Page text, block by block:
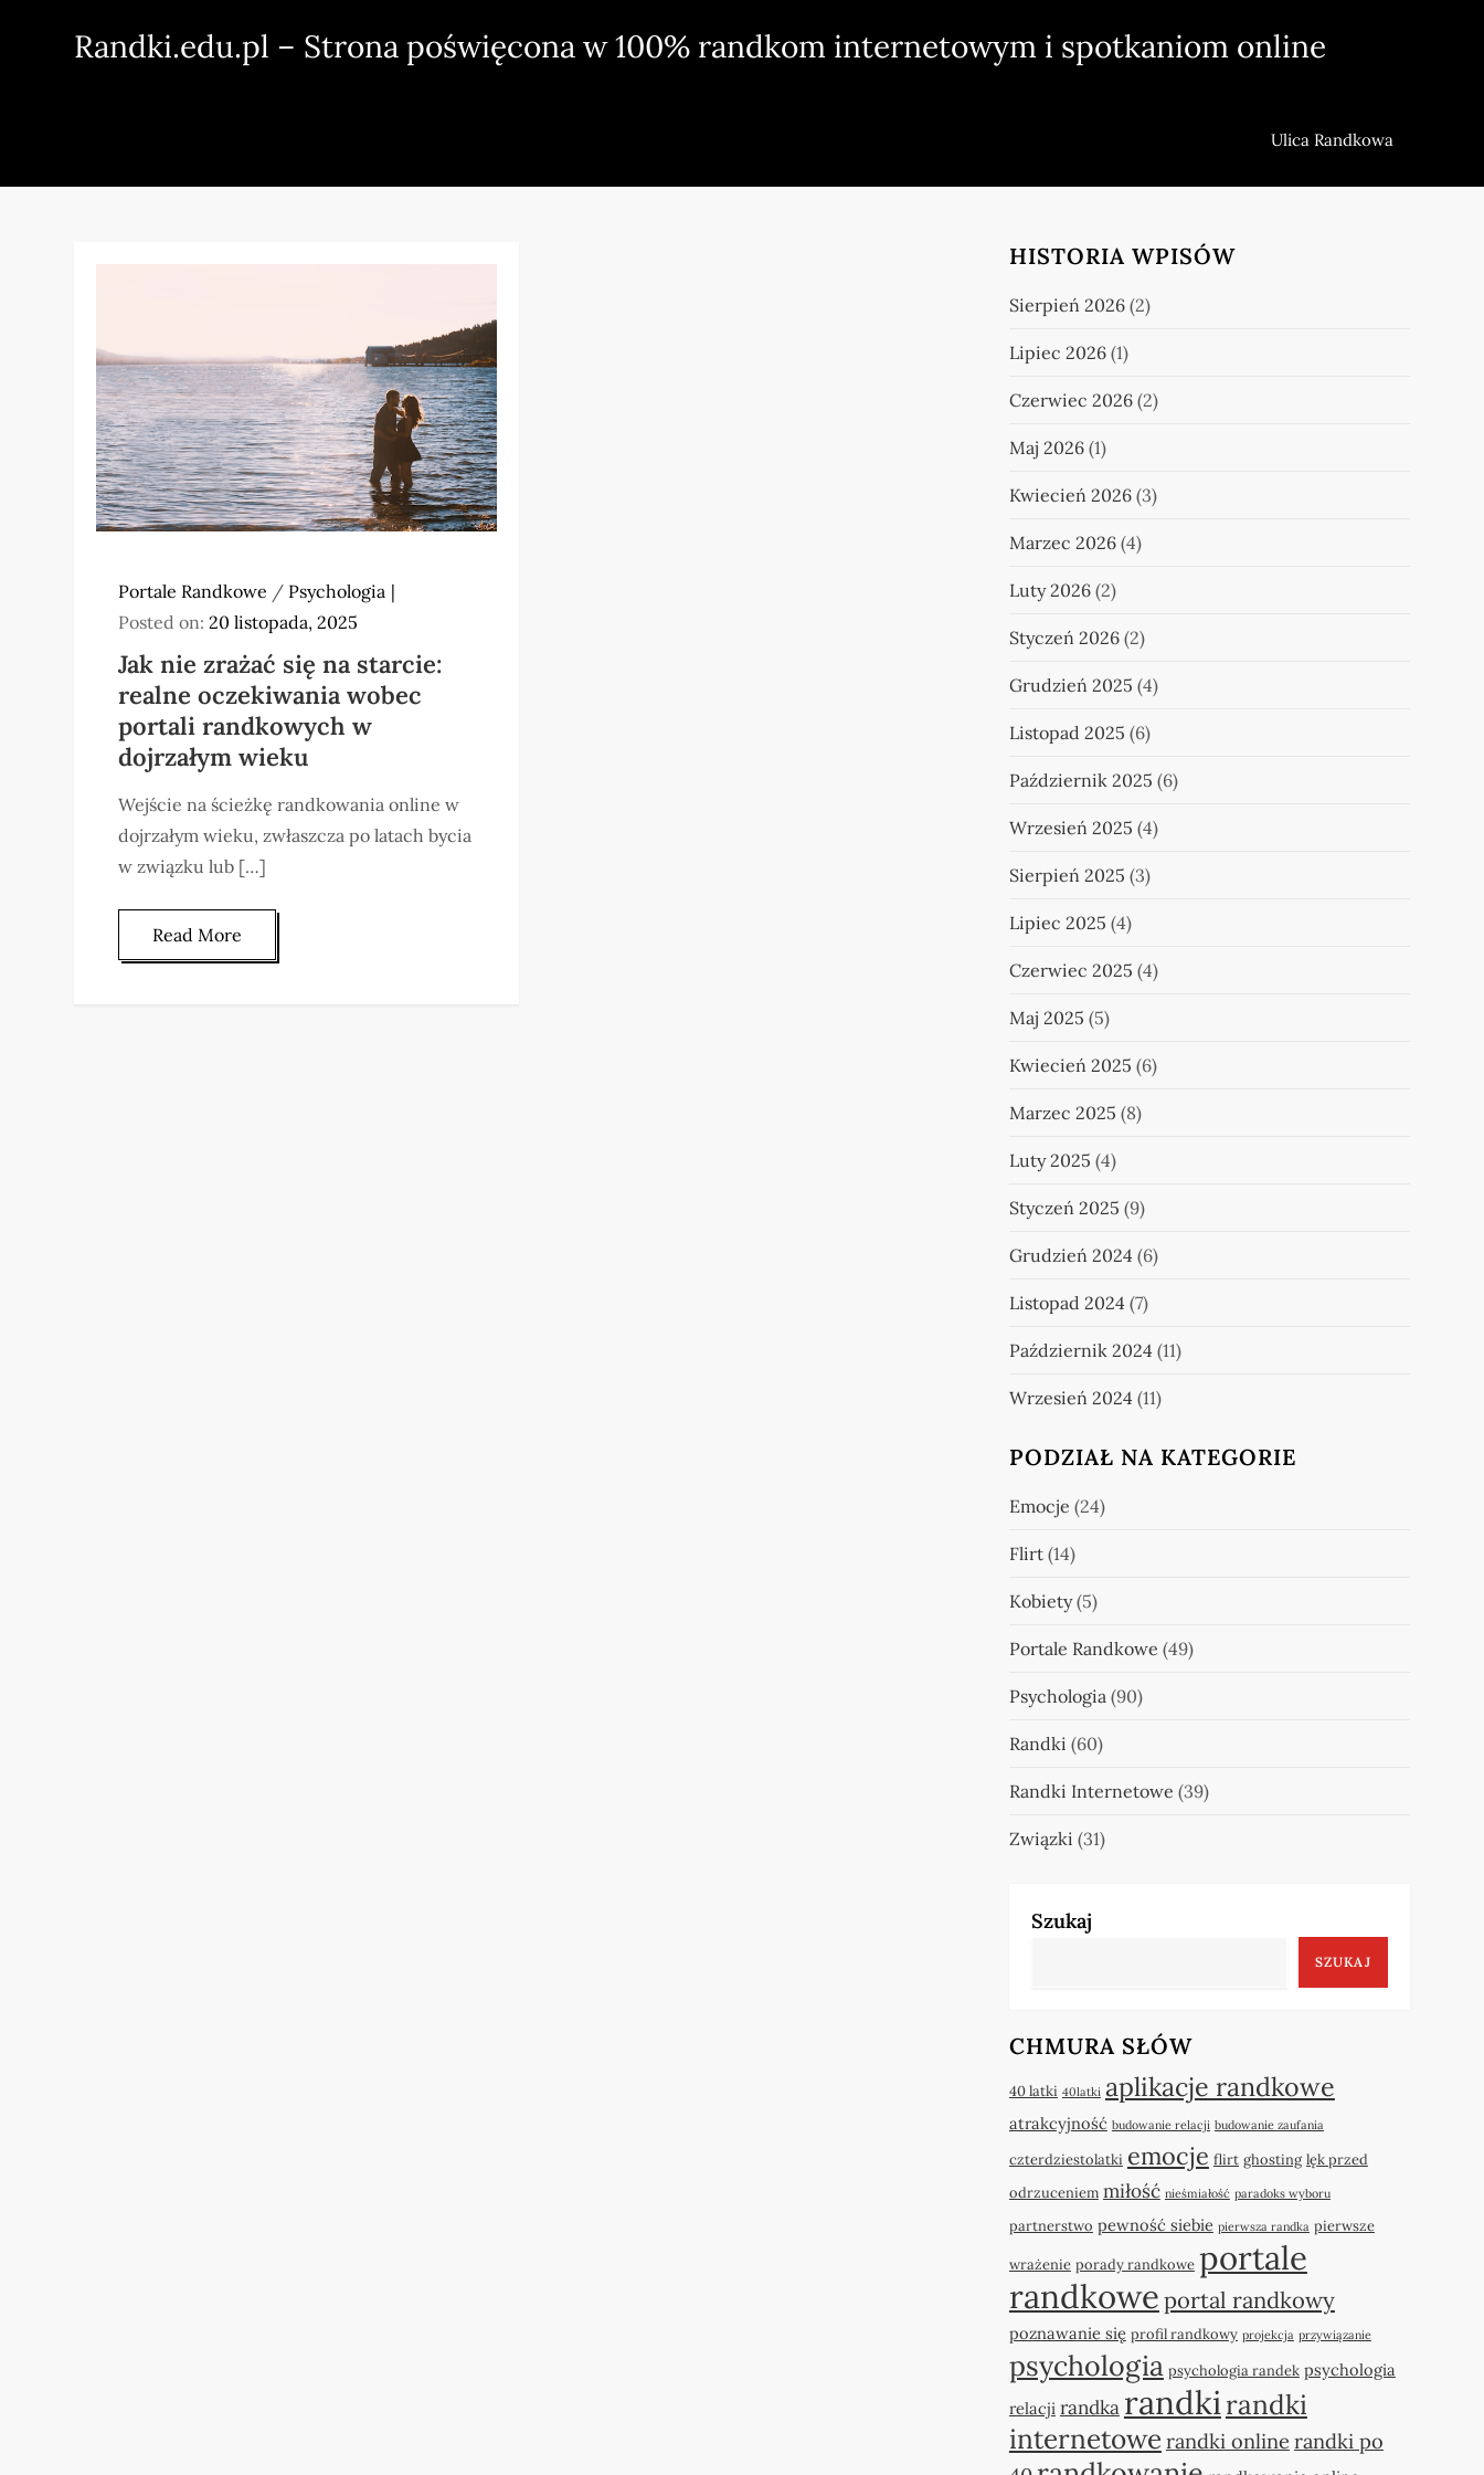
Randki.edu.pl – Strona poświęcona w 100% randkom internetowym i spotkaniom online
Ulica Randkowa
Portale Randkowe / Psychologia
Posted on:20 listopada, 2025
Jak nie zrażać się na starcie:
realne oczekiwania wobec
portali randkowych w
dojrzałym wieku
Wejście na ścieżkę randkowania online w
dojrzałym wieku, zwłaszcza po latach bycia
w związku lub […]
Read More
HISTORIA WPISÓW
Sierpień 2026(2)
Lipiec 2026(1)
Czerwiec 2026(2)
Maj 2026(1)
Kwiecień 2026(3)
Marzec 2026(4)
Luty 2026(2)
Styczeń 2026(2)
Grudzień 2025 (4)
Listopad 2025 (6)
Październik 2025 (6)
Wrzesień 2025 (4)
Sierpień 2025 (3)
Lipiec 2025 (4)
Czerwiec 2025 (4)
Maj 2025 (5)
Kwiecień 2025 (6)
Marzec 2025 (8)
Luty 2025 (4)
Styczeń 2025 (9)
Grudzień 2024(6)
Listopad 2024(7)
Październik 2024(11)
Wrzesień 2024(11)
PODZIAŁ NA KATEGORIE
Emocje (24)
Flirt(14)
Kobiety(5)
Portale Randkowe (49)
Psychologia(90)
Randki (60)
Randki Internetowe (39)
Związki (31)
Szukaj
SZUKAJ
CHMURA SŁÓW
40 latki 40latki aplikacje randkowe
atrakcyjność budowanie relacji budowanie zaufania
czterdziestolatki emocje flirt ghosting lęk przed
odrzuceniem miłość nieśmiałość paradoks wyboru
partnerstwo pewność siebie pierwsza randka pierwsze
wrażenie porady randkowe portale
randkoweportal randkowy
poznawanie się profil randkowy projekcja przywiązanie
psychologia psychologia randek psychologia
relacji randka randkirandki
internetowe randki online randki po